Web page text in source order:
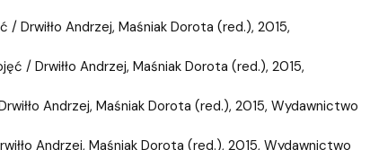
Andrzej, Maśniak Dorota (red.), 2015,
/ Drwiłło Andrzej, Maśniak Dorota (red.), 2015,
Andrzej, Maśniak Dorota (red.), 2015, Wydawnictwo
Andrzej, Maśniak Dorota (red.), 2015, Wydawnictwo